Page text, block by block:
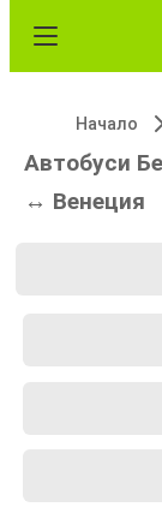
Начало
Автобуси
↔ Венеция